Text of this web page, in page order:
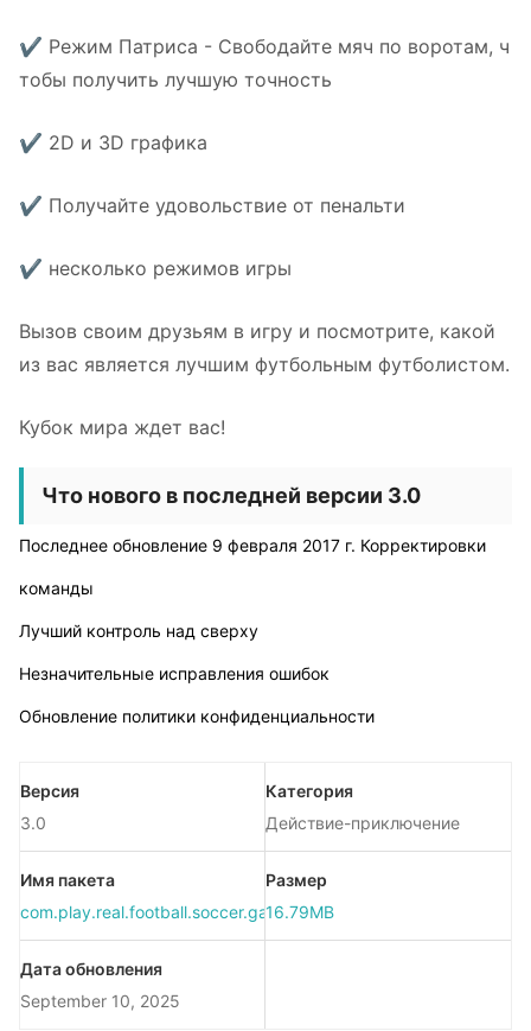
✔ Режим Патриса - Свободайте мяч по воротам, ч
тобы получить лучшую точность
✔ 2D и 3D графика
✔ Получайте удовольствие от пенальти
✔ несколько режимов игры
Вызов своим друзьям в игру и посмотрите, какой
из вас является лучшим футбольным футболистом.
Кубок мира ждет вас!
Что нового в последней версии 3.0
Последнее обновление 9 февраля 2017 г. Корректировки
команды
Лучший контроль над сверху
Незначительные исправления ошибок
Обновление политики конфиденциальности
Версия
3.0
Категория
Действие-приключение
Имя пакета
com.play.real.football.soccer.game
Размер
16.79MB
Дата обновления
September 10, 2025